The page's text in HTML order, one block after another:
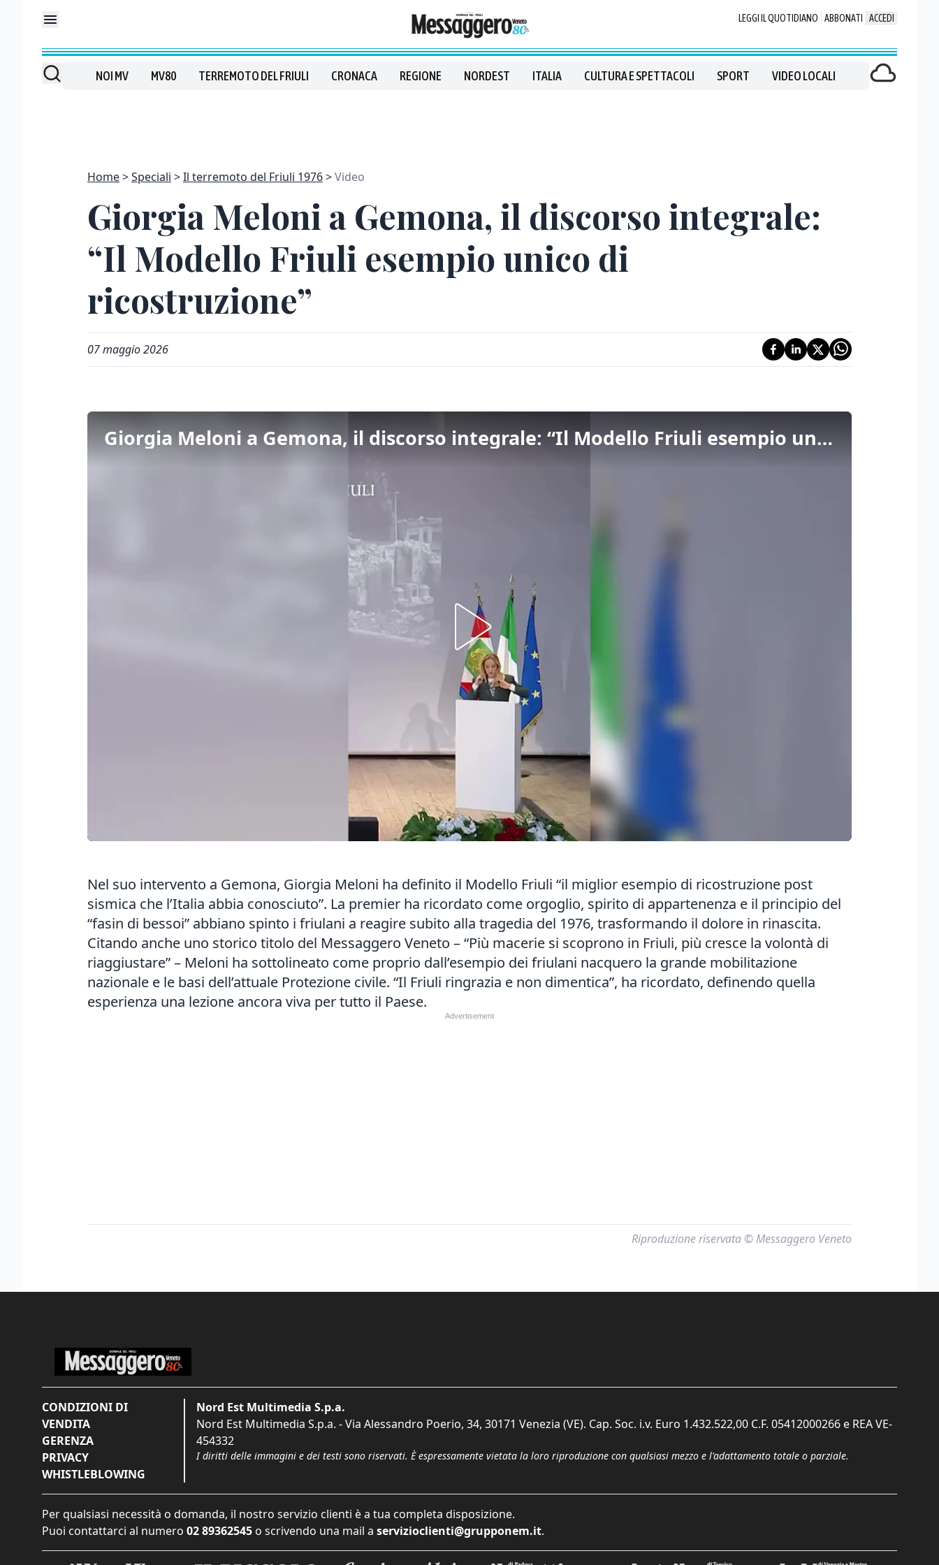
LEGGI IL QUOTIDIANO ABBONATI ACCEDI
NOI MV MV80 TERREMOTO DEL FRIULI CRONACA REGIONE NORDEST ITALIA CULTURA E SPETTACOLI SPORT VIDEO LOCALI
Home Speciali Il terremoto del Friuli 1976 Video
Giorgia Meloni a Gemona, il discorso integrale:
“Il Modello Friuli esempio unico di
ricostruzione”
07 maggio 2026
Giorgia Meloni a Gemona, il discorso integrale: “Il Modello Friuli esempio unico di ricostruzione”
Nel suo intervento a Gemona, Giorgia Meloni ha definito il Modello Friuli “il miglior esempio di ricostruzione post
sismica che l’Italia abbia conosciuto”. La premier ha ricordato come orgoglio, spirito di appartenenza e il principio del
“fasin di bessoi” abbiano spinto i friulani a reagire subito alla tragedia del 1976, trasformando il dolore in rinascita.
Citando anche uno storico titolo del Messaggero Veneto – “Più macerie si scoprono in Friuli, più cresce la volontà di
riaggiustare” – Meloni ha sottolineato come proprio dall’esempio dei friulani nacquero la grande mobilitazione
nazionale e le basi dell’attuale Protezione civile. “Il Friuli ringrazia e non dimentica”, ha ricordato, definendo quella
esperienza una lezione ancora viva per tutto il Paese.
Riproduzione riservata © Messaggero Veneto
CONDIZIONI DI
VENDITA
GERENZA
PRIVACY
WHISTLEBLOWING
Nord Est Multimedia S.p.a.
Nord Est Multimedia S.p.a. - Via Alessandro Poerio, 34, 30171 Venezia (VE). Cap. Soc. i.v. Euro 1.432.522,00 C.F. 05412000266 e REA VE-
454332
I diritti delle immagini e dei testi sono riservati. È espressamente vietata la loro riproduzione con qualsiasi mezzo e l'adattamento totale o parziale.
Per qualsiasi necessità o domanda, il nostro servizio clienti è a tua completa disposizione.
Puoi contattarci al numero 02 89362545 o scrivendo una mail a servizioclienti@grupponem.it.